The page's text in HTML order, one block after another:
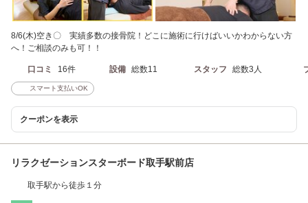
8/6(木)空き〇 実績多数の接骨院！どこに施術に行けばいいかわからない方
へ！ご相談のみも可！！
口コミ 16件 設備 総数11 スタッフ 総数3人
スマート支払いOK
クーポンを表示
リラクゼーションスターボード取手駅前店
取手駅から徒歩１分